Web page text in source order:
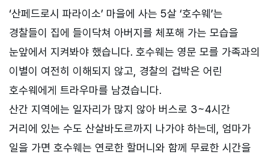
‘산페드로시 파라이소’ 마을에 사는 5살 ‘호수웨’는
경찰들이 집에 들이닥쳐 아버지를 체포해 가는 모습을
눈앞에서 지켜봐야 했습니다. 호수웨는 영문 모를 가족과의
이별이 여전히 이해되지 않고, 경찰의 겁박은 어린
호수웨에게 트라우마를 남겼습니다.
산간 지역에는 일자리가 많지 않아 버스로 3~4시간
거리에 있는 수도 산살바도르까지 나가야 하는데, 엄마가
일을 가면 호수웨는 연로한 할머니와 함께 무료한 시간을